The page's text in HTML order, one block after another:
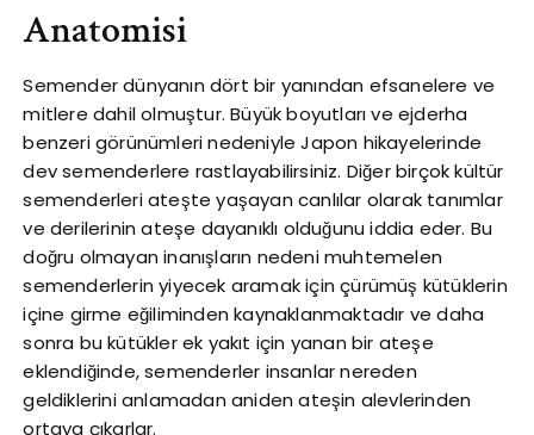
Anatomisi
Semender dünyanın dört bir yanından efsanelere ve
mitlere dahil olmuştur. Büyük boyutları ve ejderha
benzeri görünümleri nedeniyle Japon hikayelerinde
dev semenderlere rastlayabilirsiniz. Diğer birçok kültür
semenderleri ateşte yaşayan canlılar olarak tanımlar
ve derilerinin ateşe dayanıklı olduğunu iddia eder. Bu
doğru olmayan inanışların nedeni muhtemelen
semenderlerin yiyecek aramak için çürümüş kütüklerin
içine girme eğiliminden kaynaklanmaktadır ve daha
sonra bu kütükler ek yakıt için yanan bir ateşe
eklendiğinde, semenderler insanlar nereden
geldiklerini anlamadan aniden ateşin alevlerinden
ortaya çıkarlar.